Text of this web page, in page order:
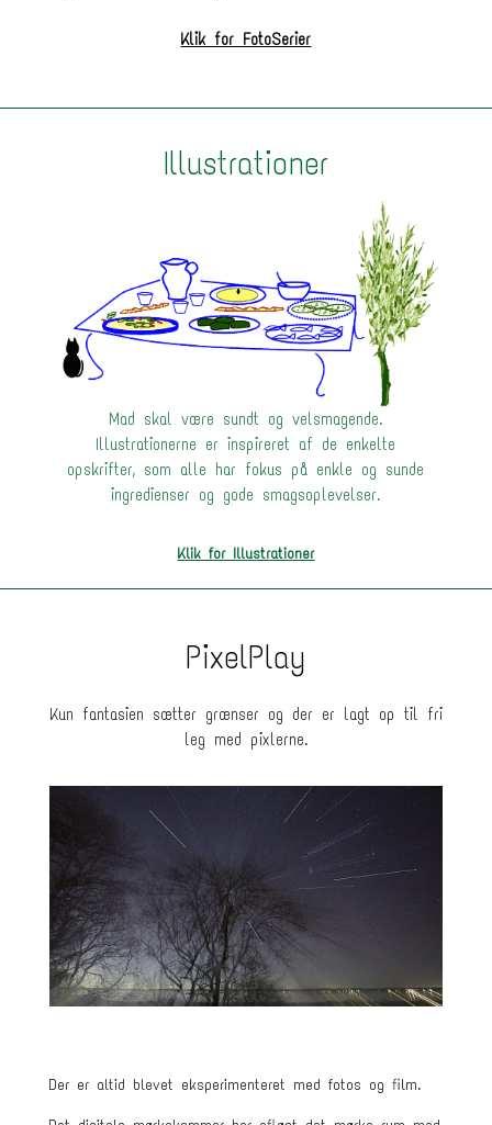
Klik for FotoSerier
Illustrationer
Mad skal være sundt og velsmagende.
Illustrationerne er inspireret af de enkelte
opskrifter, som alle har fokus på enkle og sunde
ingredienser og gode smagsoplevelser.
Klik for Illustrationer
PixelPlay
Kun fantasien sætter grænser og der er lagt op til fri
leg med pixlerne.
Der er altid blevet eksperimenteret med fotos og film.